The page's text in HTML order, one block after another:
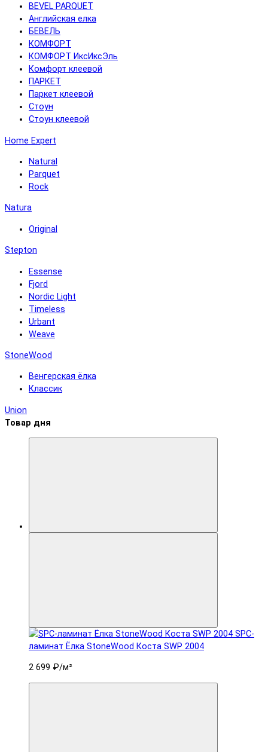
BEVEL PARQUET
Английская елка
БЕВЕЛЬ
КОМФОРТ
КОМФОРТ ИксИксЭль
Комфорт клеевой
ПАРКЕТ
Паркет клеевой
Стоун
Стоун клеевой
Home Expert
Natural
Parquet
Rock
Natura
Original
Stepton
Essense
Fjord
Nordic Light
Timeless
Urbant
Weave
StoneWood
Венгерская ёлка
Классик
Union
Товар дня
SPC-
ламинат Ëлка StoneWood Коста SWP 2004
2 699 ₽/м²